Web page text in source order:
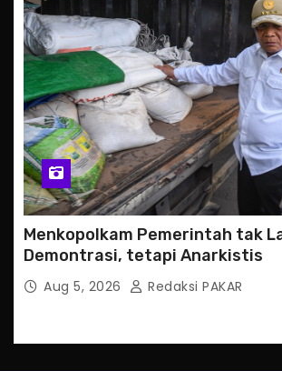
Menkopolkam Pemerintah tak
Demontrasi, tetapi Anarkistis
Aug 5, 2026 Redaksi PAKAR